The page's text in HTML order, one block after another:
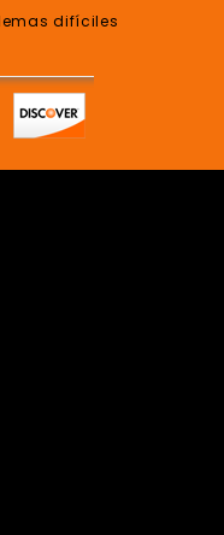
difíciles